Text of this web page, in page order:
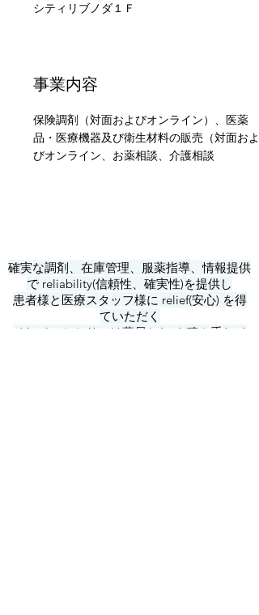
シティリブノダ１Ｆ
事業内容
保険調剤（対面およびオンライン）、医薬
品・医療機器及び衛生材料の販売（対面およ
びオンライン、お薬相談、介護相談
確実な調剤、在庫管理、服薬指導、情報提供
で reliability(信頼性、確実性)を提供し
患者様と医療スタッフ様に relief(安心) を得
ていただく
そして、かかりつけ薬局として 積み重ねて